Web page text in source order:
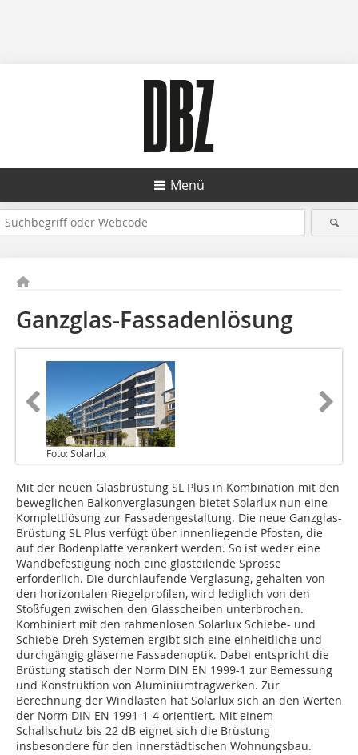
Menü
Ganzglas-Fassadenlösung
Foto: Solarlux
Mit der neuen Glasbrüstung SL Plus in Kombination mit den
beweglichen Balkonverglasungen bietet Solarlux nun eine
Komplettlösung zur Fassadengestaltung. Die neue Ganzglas-
Brüstung SL Plus verfügt über innenliegende Pfosten, die
auf der Bodenplatte verankert werden. So ist weder eine
Wandbefestigung noch eine glasteilende Sprosse
erforderlich. Die durchlaufende Verglasung, gehalten von
den horizontalen Riegelprofilen, wird lediglich von den
Stoßfugen zwischen den Glasscheiben unterbrochen.
Kombiniert mit den rahmenlosen Solarlux Schiebe- und
Schiebe-Dreh-Systemen ergibt sich eine einheitliche und
durchgängig gläserne Fassadenoptik. Dabei entspricht die
Brüstung statisch der Norm DIN EN 1999-1 zur Bemessung
und Konstruktion von Aluminiumtragwerken. Zur
Berechnung der Windlasten hat Solarlux sich an den Werten
der Norm DIN EN 1991-1-4 orientiert. Mit einem
Schallschutz bis 22 dB eignet sich die Brüstung
insbesondere für den innerstädtischen Wohnungsbau.